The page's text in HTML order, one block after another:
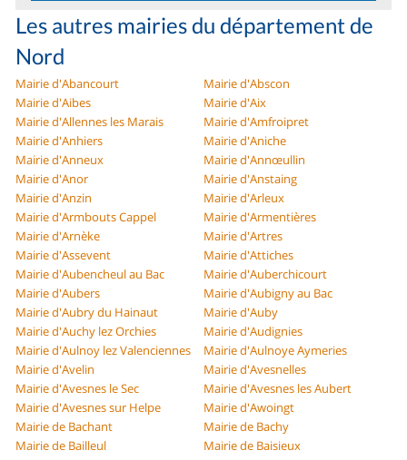
Les autres mairies du département de
Nord
Mairie d'Abancourt
Mairie d'Abscon
Mairie d'Aibes
Mairie d'Aix
Mairie d'Allennes les Marais
Mairie d'Amfroipret
Mairie d'Anhiers
Mairie d'Aniche
Mairie d'Anneux
Mairie d'Annœullin
Mairie d'Anor
Mairie d'Anstaing
Mairie d'Anzin
Mairie d'Arleux
Mairie d'Armbouts Cappel
Mairie d'Armentières
Mairie d'Arnèke
Mairie d'Artres
Mairie d'Assevent
Mairie d'Attiches
Mairie d'Aubencheul au Bac
Mairie d'Auberchicourt
Mairie d'Aubers
Mairie d'Aubigny au Bac
Mairie d'Aubry du Hainaut
Mairie d'Auby
Mairie d'Auchy lez Orchies
Mairie d'Audignies
Mairie d'Aulnoy lez Valenciennes
Mairie d'Aulnoye Aymeries
Mairie d'Avelin
Mairie d'Avesnelles
Mairie d'Avesnes le Sec
Mairie d'Avesnes les Aubert
Mairie d'Avesnes sur Helpe
Mairie d'Awoingt
Mairie de Bachant
Mairie de Bachy
Mairie de Bailleul
Mairie de Baisieux